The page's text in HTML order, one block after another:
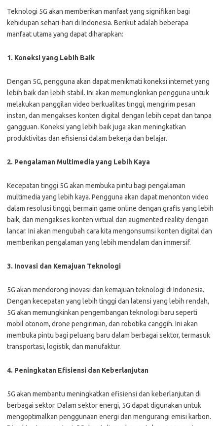
Teknologi 5G akan memberikan manfaat yang signifikan bagi
kehidupan sehari-hari di Indonesia. Berikut adalah beberapa
manfaat utama yang dapat diharapkan:
1. Koneksi yang Lebih Baik
Dengan 5G, pengguna akan dapat menikmati koneksi internet yang
lebih baik dan lebih stabil. Ini akan memungkinkan pengguna untuk
melakukan panggilan video berkualitas tinggi, mengirim pesan
instan, dan mengakses konten digital dengan lebih cepat dan tanpa
gangguan. Koneksi yang lebih baik juga akan meningkatkan
produktivitas dan efisiensi dalam bekerja dan belajar.
2. Pengalaman Multimedia yang Lebih Kaya
Kecepatan tinggi 5G akan membuka pintu bagi pengalaman
multimedia yang lebih kaya. Pengguna akan dapat menonton video
dalam resolusi tinggi, bermain game online dengan grafis yang lebih
baik, dan mengakses konten virtual dan augmented reality dengan
lancar. Ini akan mengubah cara kita mengonsumsi konten digital dan
memberikan pengalaman yang lebih mendalam dan immersif.
3. Inovasi dan Kemajuan Teknologi
5G akan mendorong inovasi dan kemajuan teknologi di Indonesia.
Dengan kecepatan yang lebih tinggi dan latensi yang lebih rendah,
5G akan memungkinkan pengembangan teknologi baru seperti
mobil otonom, drone pengiriman, dan robotika canggih. Ini akan
membuka pintu bagi peluang baru dalam berbagai sektor, termasuk
transportasi, logistik, dan manufaktur.
4. Peningkatan Efisiensi dan Keberlanjutan
5G akan membantu meningkatkan efisiensi dan keberlanjutan di
berbagai sektor. Dalam sektor energi, 5G dapat digunakan untuk
mengoptimalkan penggunaan energi dan mengurangi emisi karbon.